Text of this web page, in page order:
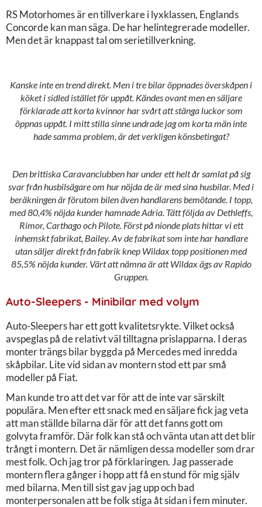
RS Motorhomes är en tillverkare i lyxklassen, Englands
Concorde kan man säga. De har helintegrerade modeller.
Men det är knappast tal om serietillverkning.
Kanske inte en trend direkt. Men i tre bilar öppnades överskåpen i
köket i sidled istället för uppåt. Kändes ovant men en säljare
förklarade att korta kvinnor har svårt att stänga luckor som
öppnas uppåt. I mitt stilla sinne undrade jag om korta män inte
hade samma problem, är det verkligen könsbetingat?
Den brittiska Caravanclubben har under ett helt år samlat på sig
svar från husbilsägare om hur nöjda de är med sina husbilar. Med i
beräkningen är förutom bilen även handlarens bemötande. I topp,
med 80,4% nöjda kunder hamnade Adria. Tätt följda av Dethleffs,
Rimor, Carthago och Pilote. Först på nionde plats hittar vi ett
inhemskt fabrikat, Bailey. Av de fabrikat som inte har handlare
utan säljer direkt från fabrik knep Wildax topp positionen med
85,5% nöjda kunder. Värt att nämna är att Wildax ägs av Rapido
Gruppen.
Auto-Sleepers - Minibilar med volym
Auto-Sleepers har ett gott kvalitetsrykte. Vilket också
avspeglas på de relativt väl tilltagna prislapparna. I deras
monter trängs bilar byggda på Mercedes med inredda
skåpbilar. Lite vid sidan av montern stod ett par små
modeller på Fiat.
Man kunde tro att det var för att de inte var särskilt
populära. Men efter ett snack med en säljare fick jag veta
att man ställde bilarna där för att det fanns gott om
golvyta framför. Där folk kan stå och vänta utan att det blir
trångt i montern. Det är nämligen dessa modeller som drar
mest folk. Och jag tror på förklaringen. Jag passerade
montern flera gånger i hopp att få en stund för mig själv
med bilarna. Men till sist gav jag upp och bad
monterpersonalen att be folk stiga åt sidan i fem minuter.